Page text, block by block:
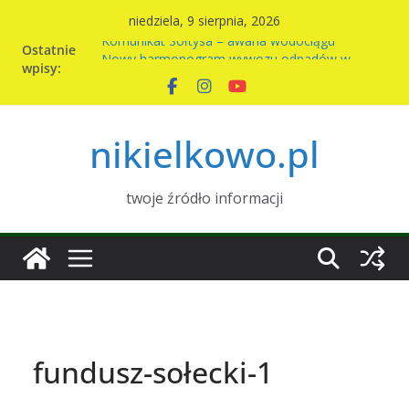
treści
niedziela, 9 sierpnia, 2026
Ostatnie
wpisy:
Komunikat Sołtysa – awaria wodociągu
Nikielkowie na 2026r
Kiermasz ciast na rzecz parafii
Wymiana nasion w Nikielkowie
nikielkowo.pl
twoje źródło informacji
fundusz-sołecki-1